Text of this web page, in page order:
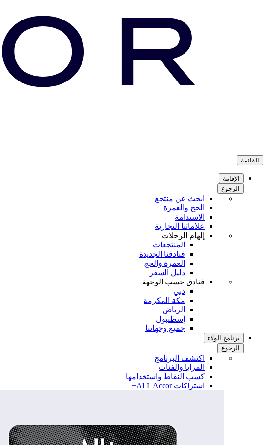
القائمة
الإقامة
الرجوع
ابحث عن منتجع
الحج والعمرة
الاستدامة
علاماتنا التجارية
إلهام الرحلات
المنتجعات
فنادقنا الجديدة
العمرة والحج
دليل السفر
فنادق حسب الوجهة
دبي
مكة المكرمة
الرياض
إسطنبول
جميع وجهاتنا
برنامج الولاء
الرجوع
اكتشف البرنامج
المزايا والفئات
كسب النقاط واستخدامها
اشتراكات ALL Accor+